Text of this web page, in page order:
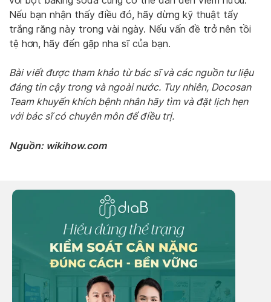
Nếu bạn nhận thấy điều đó, hãy dừng kỹ thuật tẩy
trắng răng này trong vài ngày. Nếu vấn đề trở nên tồi
tệ hơn, hãy đến gặp nha sĩ của bạn.
Bài viết được tham khảo từ bác sĩ và các nguồn tư liệu
đáng tin cậy trong và ngoài nước. Tuy nhiên, Docosan
Team khuyến khích bệnh nhân hãy tìm và đặt lịch hẹn
với bác sĩ có chuyên môn để điều trị.
Nguồn: wikihow.com